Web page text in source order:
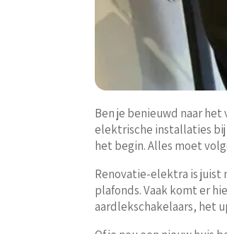
Ben je benieuwd naar
elektrische installaties bij
het begin. Alles moet
Renovatie-elektra is juist
plafonds. Vaak komt er
aardlekschakelaars, het